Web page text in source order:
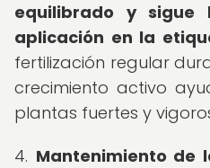
equilibrado y sigue
aplicación en la
fertilización regular
crecimiento activo
plantas fuertes y
4. Mantenimiento de